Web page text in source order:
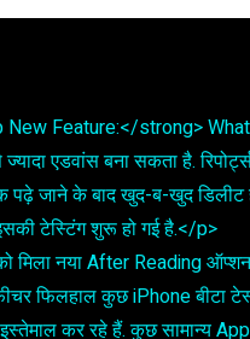
Feature:</strong>
एडवांस बना सकता है.
जाने के बाद खुद-ब-खुद डिलीट
टेस्टिंग शुरू हो गई है.</p>
मिला नया After Reading
फिलहाल कुछ iPhone बीटा
कर रहे हैं. कुछ सामान्य